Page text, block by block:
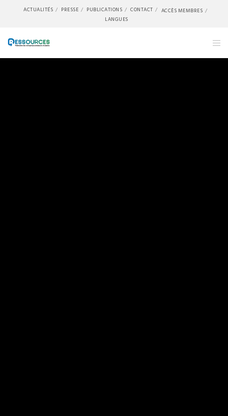
ACTUALITÉS PRESSE PUBLICATIONS CONTACT
ACCÈS MEMBRES
LANGUES